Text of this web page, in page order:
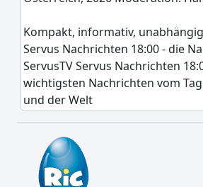
Kompakt, informativ,
Servus Nachrichten 18:00 - die
ServusTV Servus Nachrichten
wichtigsten Nachrichten vom
und der Welt